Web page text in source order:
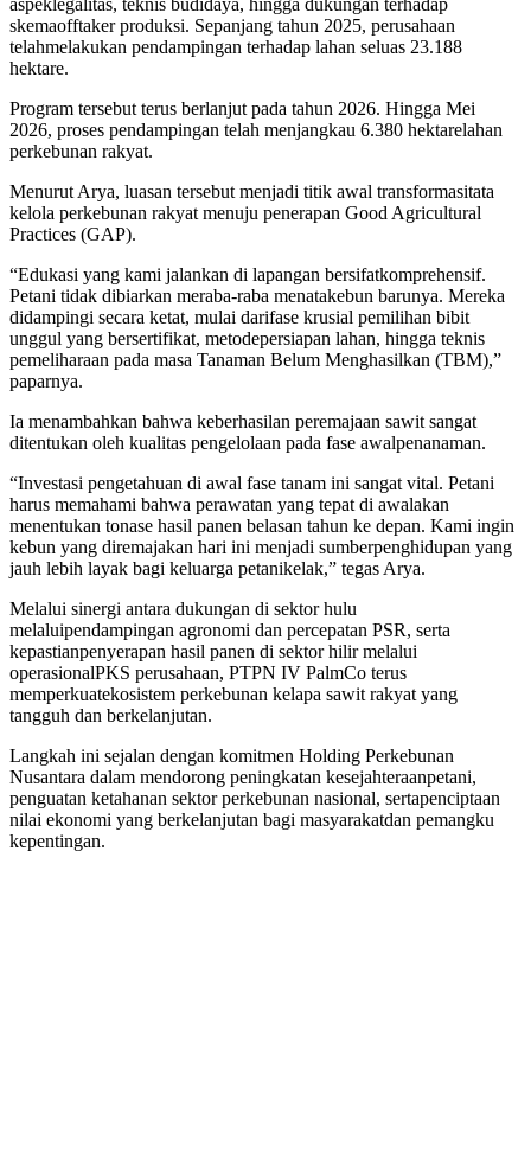
skemaofftakerproduksi. Sepanjang tahun 2025, perusahaan
telahmelakukan pendampingan terhadap lahan seluas 23.188
hektare.
Program tersebut terus berlanjut pada tahun 2026. Hingga Mei
2026, proses pendampingan telah menjangkau 6.380 hektarelahan
perkebunan rakyat.
Menurut Arya, luasan tersebut menjadi titik awal transformasitata
kelola perkebunan rakyat menuju penerapan Good Agricultural
Practices (GAP).
“Edukasi yang kami jalankan di lapangan bersifatkomprehensif.
Petani tidak dibiarkan meraba-raba menatakebun barunya. Mereka
didampingi secara ketat, mulai darifase krusial pemilihan bibit
unggul yang bersertifikat, metodepersiapan lahan, hingga teknis
pemeliharaan pada masa Tanaman Belum Menghasilkan (TBM),”
paparnya.
Ia menambahkan bahwa keberhasilan peremajaan sawit sangat
ditentukan oleh kualitas pengelolaan pada fase awalpenanaman.
“Investasi pengetahuan di awal fase tanam ini sangat vital. Petani
harus memahami bahwa perawatan yang tepat di awalakan
menentukan tonase hasil panen belasan tahun ke depan. Kami ingin
kebun yang diremajakan hari ini menjadi sumberpenghidupan yang
jauh lebih layak bagi keluarga petanikelak,” tegas Arya.
Melalui sinergi antara dukungan di sektor hulu
melaluipendampingan agronomi dan percepatan PSR, serta
kepastianpenyerapan hasil panen di sektor hilir melalui
operasionalPKS perusahaan, PTPN IV PalmCo terus
memperkuatekosistem perkebunan kelapa sawit rakyat yang
tangguh dan berkelanjutan.
Langkah ini sejalan dengan komitmen Holding Perkebunan
Nusantara dalam mendorong peningkatan kesejahteraanpetani,
penguatan ketahanan sektor perkebunan nasional, sertapenciptaan
nilai ekonomi yang berkelanjutan bagi masyarakatdan pemangku
kepentingan.